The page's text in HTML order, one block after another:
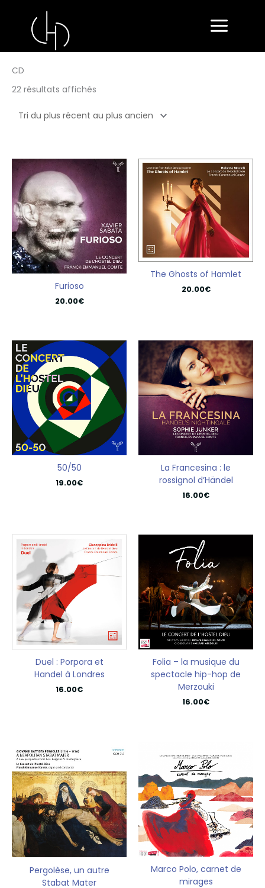
contenu
CD
22 résultats affichés
récent
au
Furioso
20.00€
The Ghosts of Hamlet
20.00€
50/50
19.00€
La Francesina : le
rossignol d’Händel
16.00€
Duel : Porpora et
Handel à Londres
16.00€
Folia – la musique du
spectacle hip-hop de
Merzouki
16.00€
Pergolèse, un autre
Stabat Mater
Marco Polo, carnet de
mirages